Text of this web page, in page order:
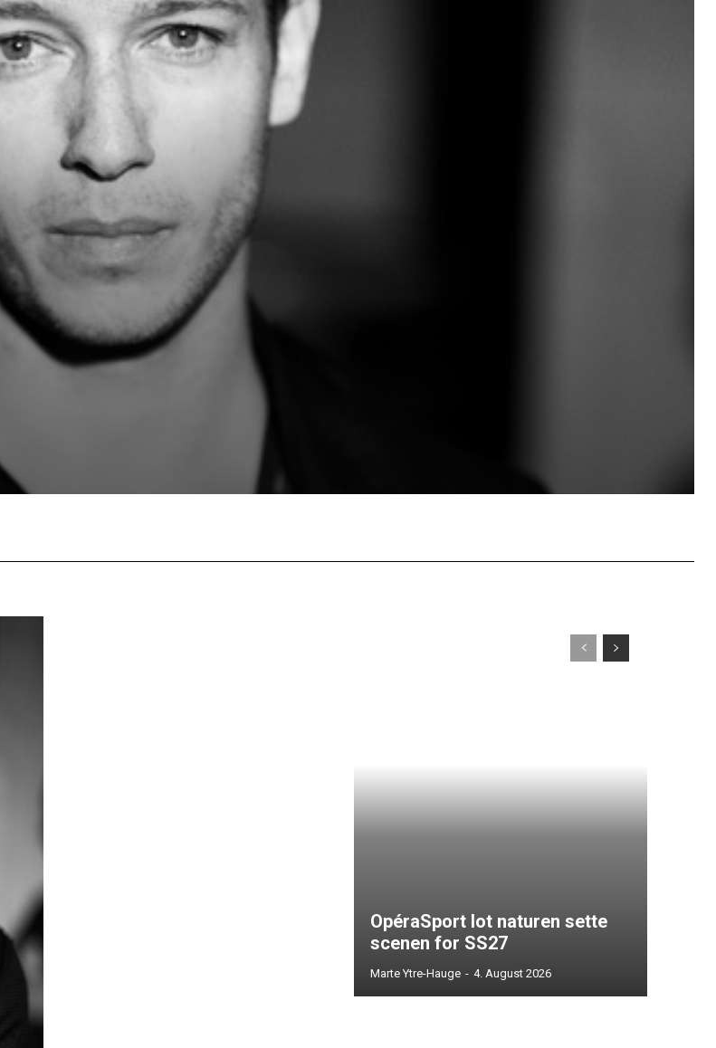
OpéraSport lot naturen sette
scenen for SS27
Marte Ytre-Hauge - 4. August 2026